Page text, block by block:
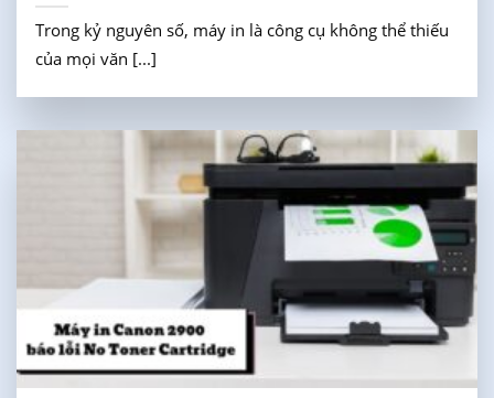
Trong kỷ nguyên số, máy in là công cụ không thể thiếu
của mọi văn [...]